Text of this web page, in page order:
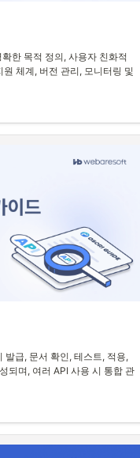
자들과 협력하여 더 큰 생태계
는 중요한 전략입니다. 이를
높일 수 있습니다. 오픈 API를
할 몇 가지 주요 사항을 살펴보
확히 정의해야 합니다. 비즈니
는 문제를 분명히 이해하고, 이
인 문서화가 매우 중요합니다.
및 응답 형식 등을 상세히 문서
용할 수 있도록 합니다. 예시
움이 됩니다.
고려 사항 중 하나입니다. 모
철저히 하고, 데이터 전송 시
또한, 사용량 제한(rate limiting)
다.
한 목적 정의, 사용자 친화적
체계, 버전 관리, 모니터링 및
스와 소프트웨어를 통합하고 협
입니다. 외부의 오픈 API를 사
를 거치게 됩니다. (오픈 AI의
됩니다.
픈 API를 검색하고 선택합니다.
능과 제한 사항을 이해합니다.
발급, 문서 확인, 테스트, 적용,
되며, 여러 API 사용 시 통합 관